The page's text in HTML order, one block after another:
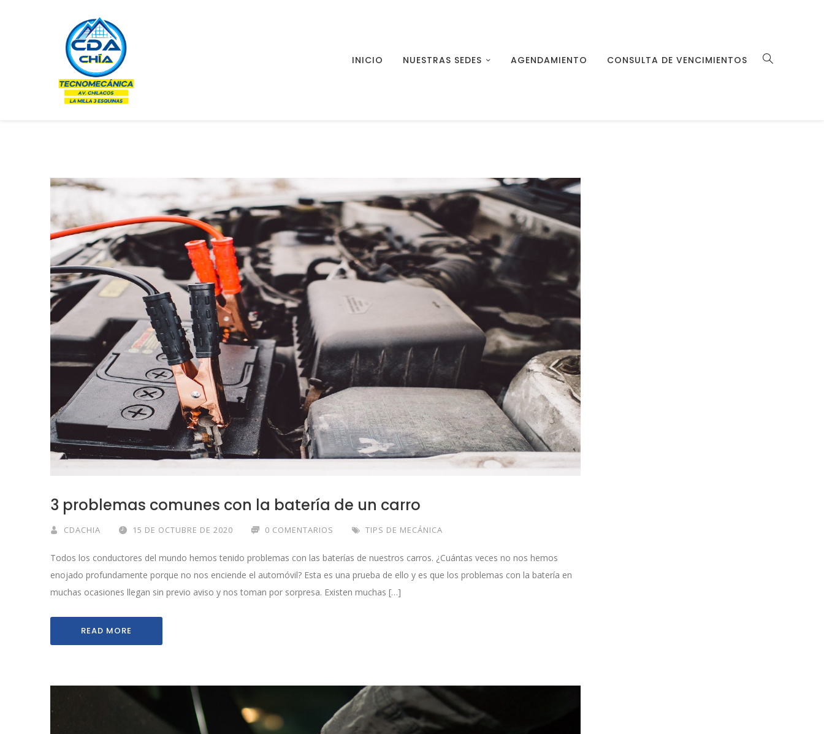
INICIO NUESTRAS SEDES AGENDAMIENTO CONSULTA DE VENCIMIENTOS
3 problemas comunes con la batería de un carro
CDACHIA 15 DE OCTUBRE DE 2020 0 COMENTARIOS TIPS DE MECÁNICA
Todos los conductores del mundo hemos tenido problemas con las baterías de nuestros carros. ¿Cuántas veces no nos hemos
enojado profundamente porque no nos enciende el automóvil? Esta es una prueba de ello y es que los problemas con la batería en
muchas ocasiones llegan sin previo aviso y nos toman por sorpresa. Existen muchas […]
READ MORE